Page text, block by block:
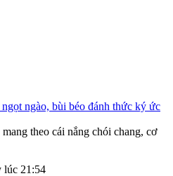
ngào, bùi béo đánh thức ký ức
theo cái nắng chói chang, cơ
lúc 21:54